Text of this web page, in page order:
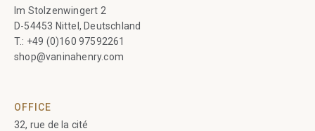
Im Stolzenwingert 2
D-54453 Nittel, Deutschland
T.: +49 (0)160 97592261
shop@vaninahenry.com
OFFICE
32, rue de la cité